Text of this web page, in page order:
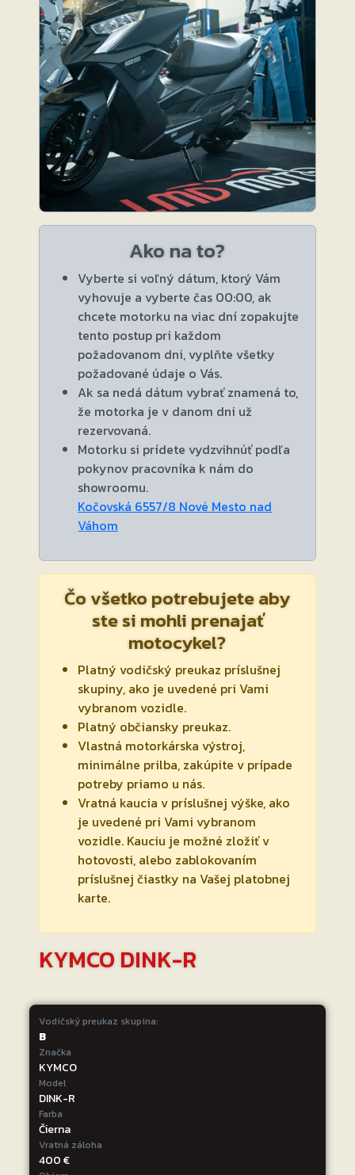
Ako na to?
Vyberte si voľný dátum, ktorý Vám
vyhovuje a vyberte čas 00:00, ak
chcete motorku na viac dní zopakujte
tento postup pri každom
požadovanom dni, vyplňte všetky
požadované údaje o Vás.
Ak sa nedá dátum vybrať znamená to,
že motorka je v danom dni už
rezervovaná.
Motorku si prídete vydzvihnúť podľa
pokynov pracovníka k nám do
showroomu.
Kočovská 6557/8 Nové Mesto nad
Váhom
Čo všetko potrebujete aby
ste si mohli prenajať
motocykel?
Platný vodičský preukaz príslušnej
skupiny, ako je uvedené pri Vami
vybranom vozidle.
Platný občiansky preukaz.
Vlastná motorkárska výstroj,
minimálne prilba, zakúpite v prípade
potreby priamo u nás.
Vratná kaucia v príslušnej výške, ako
je uvedené pri Vami vybranom
vozidle. Kauciu je možné zložiť v
hotovosti, alebo zablokovaním
príslušnej čiastky na Vašej platobnej
karte.
KYMCO DINK-R
Vodičský preukaz skupina:
B
Značka
KYMCO
Model
DINK-R
Farba
Čierna
Vratná záloha
400 €